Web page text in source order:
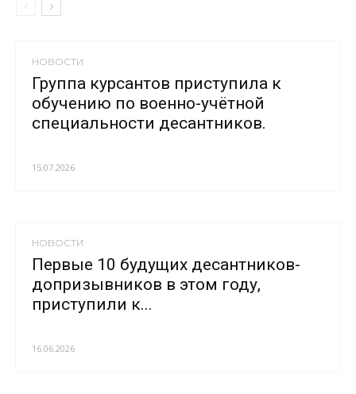
НОВОСТИ
Группа курсантов приступила к
обучению по военно-учётной
специальности десантников.
15.07.2026
НОВОСТИ
Первые 10 будущих десантников-
допризывников в этом году,
приступили к...
16.06.2026